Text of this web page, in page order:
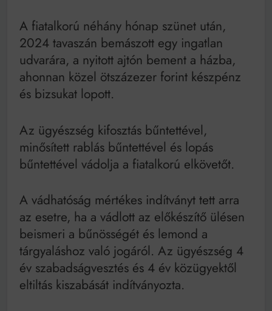
A fiatalkorú néhány hónap szünet után,
2024 tavaszán bemászott egy ingatlan
udvarára, a nyitott ajtón bement a házba,
ahonnan közel ötszázezer forint készpénz
és bizsukat lopott.
Az ügyészség kifosztás bűntettével,
minősített rablás bűntettével és lopás
bűntettével vádolja a fiatalkorú elkövetőt.
A vádhatóság mértékes indítványt tett arra
az esetre, ha a vádlott az előkészítő ülésen
beismeri a bűnösségét és lemond a
tárgyaláshoz való jogáról. Az ügyészség 4
év szabadságvesztés és 4 év közügyektől
eltiltás kiszabását indítványozta.